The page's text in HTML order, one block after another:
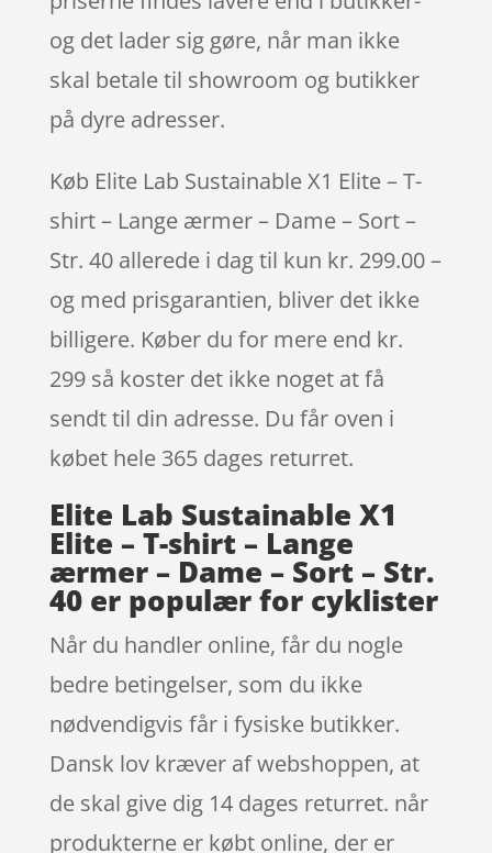
og det lader sig gøre, når man ikke
skal betale til showroom og butikker
på dyre adresser.
Køb Elite Lab Sustainable X1 Elite – T-
shirt – Lange ærmer – Dame – Sort –
Str. 40 allerede i dag til kun kr. 299.00 –
og med prisgarantien, bliver det ikke
billigere. Køber du for mere end kr.
299 så koster det ikke noget at få
sendt til din adresse. Du får oven i
købet hele 365 dages returret.
Elite Lab Sustainable X1
Elite – T-shirt – Lange
ærmer – Dame – Sort – Str.
40 er populær for cyklister
Når du handler online, får du nogle
bedre betingelser, som du ikke
nødvendigvis får i fysiske butikker.
Dansk lov kræver af webshoppen, at
de skal give dig 14 dages returret. når
produkterne er købt online, der er